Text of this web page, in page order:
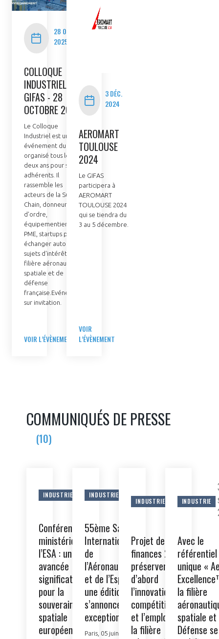
INTERNATIONALISATION
28 OCT.
2025
COLLOQUE
INDUSTRIEL DU
GIFAS - 28
OCTOBRE 2025
Le Colloque
Industriel est un
événement du GIFAS
organisé tous les
deux ans pour ses
adhérents. Il
rassemble les
acteurs de la Supply
Chain, donneurs
d'ordre,
équipementiers,
PME, startups pour
échanger autour des
sujets d'intérêt de la
filière aéronautique,
spatiale et de
défense
française.Evénement
sur invitation.
VOIR L’ÉVÈNEMENT
3 DÉC.
2024
AEROMART
TOULOUSE
2024
Le GIFAS
participera à
AEROMART
TOULOUSE 2024
qui se tiendra du
3 au 5 décembre.
VOIR
L’ÉVÈNEMENT
COMMUNIQUÉS DE PRESSE
(10)
INDUSTRIE
1 déc.
2025
Conférence
ministérielle de
l’ESA : une
avancée
significative
pour la
souveraineté
spatiale
européenne
INDUSTRIE
2025
55ème Salon
International
de
l’Aéronautique
et de l’Espace :
une édition qui
s’annonce
exceptionnelle
Paris, 05 juin 2025 –
INDUSTRIE
oct.
Projet de loi de
finances 2025 :
préserver
d’abord
l’innovation, la
compétitivité
et l’emploi de
la filière
INDUSTRIE
Avec le
référentiel
unique «
la filière
spatiale et
Défense se